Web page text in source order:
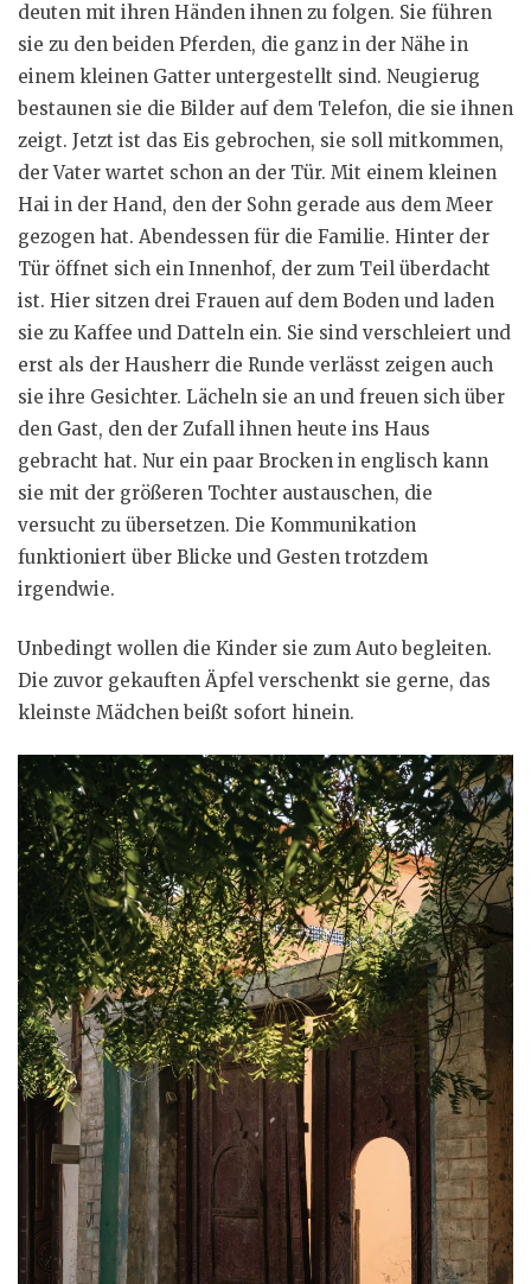
deuten mit ihren Händen ihnen zu folgen. Sie führen
sie zu den beiden Pferden, die ganz in der Nähe in
einem kleinen Gatter untergestellt sind. Neugierug
bestaunen sie die Bilder auf dem Telefon, die sie ihnen
zeigt. Jetzt ist das Eis gebrochen, sie soll mitkommen,
der Vater wartet schon an der Tür. Mit einem kleinen
Hai in der Hand, den der Sohn gerade aus dem Meer
gezogen hat. Abendessen für die Familie. Hinter der
Tür öffnet sich ein Innenhof, der zum Teil überdacht
ist. Hier sitzen drei Frauen auf dem Boden und laden
sie zu Kaffee und Datteln ein. Sie sind verschleiert und
erst als der Hausherr die Runde verlässt zeigen auch
sie ihre Gesichter. Lächeln sie an und freuen sich über
den Gast, den der Zufall ihnen heute ins Haus
gebracht hat. Nur ein paar Brocken in englisch kann
sie mit der größeren Tochter austauschen, die
versucht zu übersetzen. Die Kommunikation
funktioniert über Blicke und Gesten trotzdem
irgendwie.
Unbedingt wollen die Kinder sie zum Auto begleiten.
Die zuvor gekauften Äpfel verschenkt sie gerne, das
kleinste Mädchen beißt sofort hinein.